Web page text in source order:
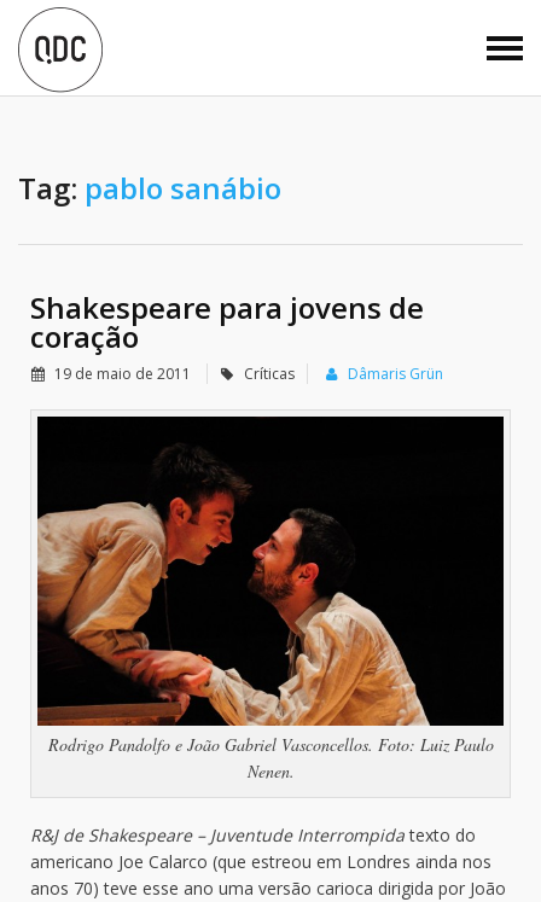
Tag: pablo sanábio
Shakespeare para jovens de
coração
19 de maio de 2011 Críticas Dâmaris Grün
Rodrigo Pandolfo e João Gabriel Vasconcellos. Foto: Luiz Paulo
Nenen.
R&J de Shakespeare – Juventude Interrompidatexto do
americano Joe Calarco (que estreou em Londres ainda nos
anos 70) teve esse ano uma versão carioca dirigida por João